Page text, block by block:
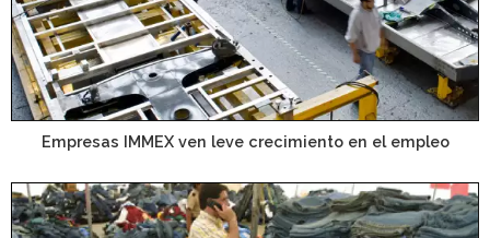
Empresas IMMEX ven leve crecimiento en el empleo